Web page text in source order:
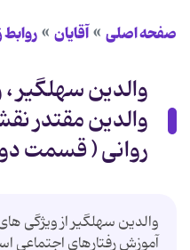
صفحه اصلی آقایان
والدین سهلگیر
والدین مقتدر
روانی ( قسمت
والدین سهلگیر از ویژگی
آموزش رفتارهای اجتماعی